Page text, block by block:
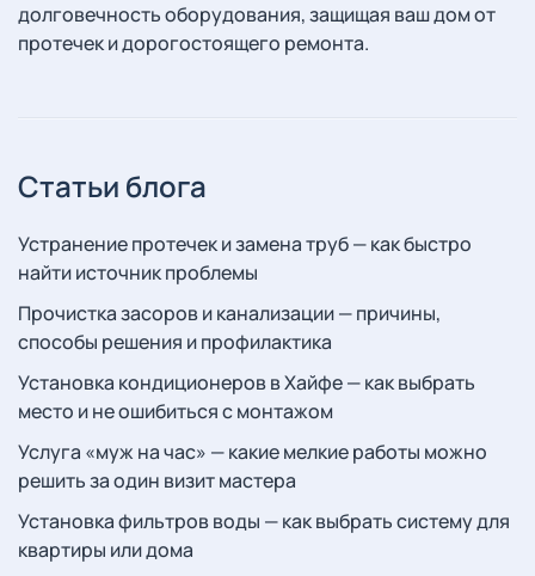
долговечность оборудования, защищая ваш дом от
протечек и дорогостоящего ремонта.
Статьи блога
Устранение протечек и замена труб — как быстро
найти источник проблемы
Прочистка засоров и канализации — причины,
способы решения и профилактика
Установка кондиционеров в Хайфе — как выбрать
место и не ошибиться с монтажом
Услуга «муж на час» — какие мелкие работы можно
решить за один визит мастера
Установка фильтров воды — как выбрать систему для
квартиры или дома